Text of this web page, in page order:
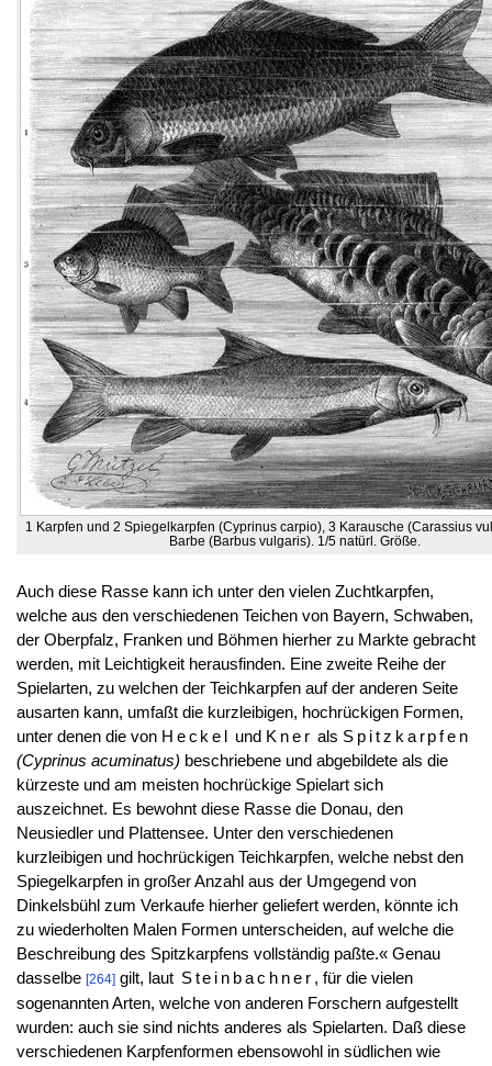
1 Karpfen und 2 Spiegelkarpfen (Cyprinus carpio), 3 Karausche (Carassius
Barbe (Barbus vulgaris). 1/5 natürl. Größe.
Auch diese Rasse kann ich unter den vielen Zuchtkarpfen,
welche aus den verschiedenen Teichen von Bayern, Schwaben,
der Oberpfalz, Franken und Böhmen hierher zu Markte gebracht
werden, mit Leichtigkeit herausfinden. Eine zweite Reihe der
Spielarten, zu welchen der Teichkarpfen auf der anderen Seite
ausarten kann, umfaßt die kurzleibigen, hochrückigen Formen,
unter denen die von Heckel und Kner als Spitzkarpfen
(Cyprinus acuminatus) beschriebene und abgebildete als die
kürzeste und am meisten hochrückige Spielart sich
auszeichnet. Es bewohnt diese Rasse die Donau, den
Neusiedler und Plattensee. Unter den verschiedenen
kurzleibigen und hochrückigen Teichkarpfen, welche nebst den
Spiegelkarpfen in großer Anzahl aus der Umgegend von
Dinkelsbühl zum Verkaufe hierher geliefert werden, könnte ich
zu wiederholten Malen Formen unterscheiden, auf welche die
Beschreibung des Spitzkarpfens vollständig paßte.« Genau
dasselbe [264]gilt, lautSteinbachner , für die vielen
sogenannten Arten, welche von anderen Forschern aufgestellt
wurden: auch sie sind nichts anderes als Spielarten. Daß diese
verschiedenen Karpfenformen ebensowohl in südlichen wie